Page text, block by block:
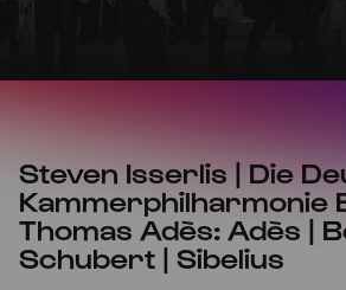
Steven Isserlis | Die
Kammerphilharmonie
Thomas Adès: Adès |
Schubert | Sibelius